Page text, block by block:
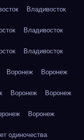
Владивосток
Владивосток
Владивосток
Воронеж Воронеж
Воронеж Воронеж
Воронеж
одиночества